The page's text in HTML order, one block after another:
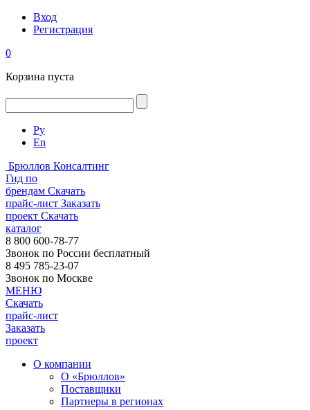
Вход
Регистрация
0
Корзина пуста
Ру
En
Брюллов Консалтинг
Гид по
брендам Скачать
прайс-лист Заказать
проект Скачать
каталог
8 800 600-78-77
Звонок по России бесплатный
8 495 785-23-07
Звонок по Москве
МЕНЮ
Скачать
прайс-лист
Заказать
проект
О компании
О «Брюллов»
Поставщики
Партнеры в регионах